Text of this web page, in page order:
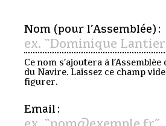
Nom (pour l’Assemblée) :
Ce nom s’ajoutera à
du Navire. Laissez ce champ
figurer.
J’indique mon adresse
Email :